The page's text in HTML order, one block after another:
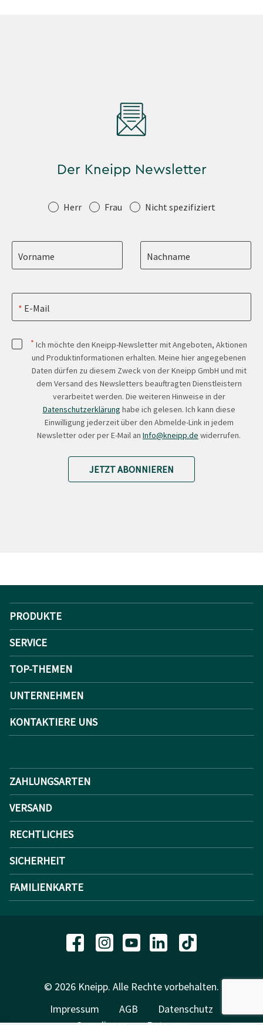
Der Kneipp Newsletter
Anrede Herr Frau Nicht spezifiziert
Vorname Nachname
E-Mail
* Ich möchte den Kneipp-Newsletter mit Angeboten, Aktionen
und Produktinformationen erhalten. Meine hier angegebenen
Daten dürfen zu diesem Zweck von der Kneipp GmbH und mit
dem Versand des Newsletters beauftragten Dienstleistern
verarbeitet werden. Die weiteren Hinweise in der
Datenschutzerklärung habe ich gelesen. Ich kann diese
Einwilligung jederzeit über den Abmelde-Link in jedem
Newsletter oder per E-Mail an Info@kneipp.de widerrufen.
JETZT ABONNIEREN
PRODUKTE
SERVICE
TOP-THEMEN
UNTERNEHMEN
KONTAKTIERE UNS
ZAHLUNGSARTEN
VERSAND
RECHTLICHES
SICHERHEIT
FAMILIENKARTE
© 2026 Kneipp. Alle Rechte vorbehalten.
Impressum
AGB
Datenschutz